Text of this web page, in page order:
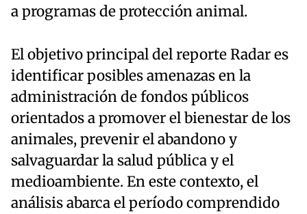
a programas de protección animal.
El objetivo principal del reporte Radar es
identificar posibles amenazas en la
administración de fondos públicos
orientados a promover el bienestar de los
animales, prevenir el abandono y
salvaguardar la salud pública y el
medioambiente. En este contexto, el
análisis abarca el período comprendido